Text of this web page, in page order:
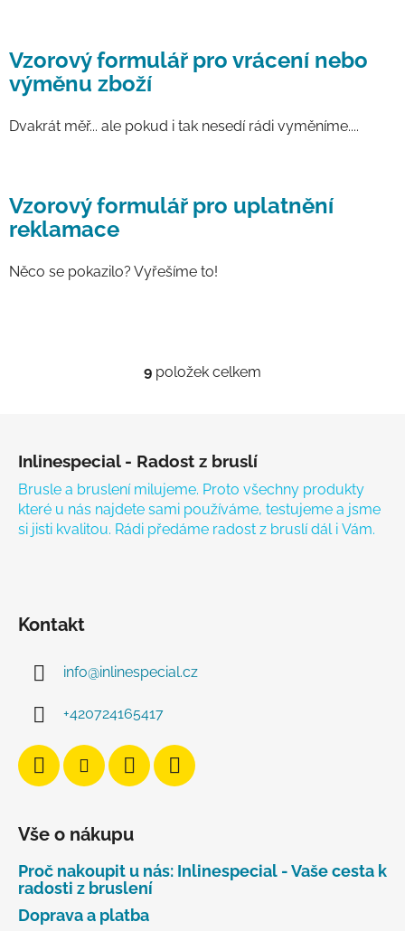
Vzorový formulář pro vrácení nebo
výměnu zboží
Dvakrát měř... ale pokud i tak nesedí rádi vyměníme....
Vzorový formulář pro uplatnění
reklamace
Něco se pokazilo? Vyřešíme to!
Ovládací prvky výpisu
9 položek celkem
Inlinespecial - Radost z bruslí
Brusle a bruslení milujeme. Proto všechny produkty
které u nás najdete sami používáme, testujeme a jsme
si jisti kvalitou. Rádi předáme radost z bruslí dál i Vám.
Kontakt
info@inlinespecial.cz
+420724165417
Vše o nákupu
Proč nakoupit u nás: Inlinespecial - Vaše cesta k
radosti z bruslení
Doprava a platba